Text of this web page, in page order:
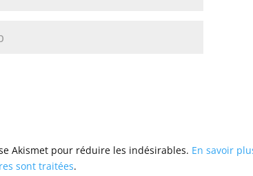
Akismet pour réduire les indésirables. En savoir
sont traitées.